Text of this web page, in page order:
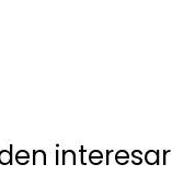
interesar